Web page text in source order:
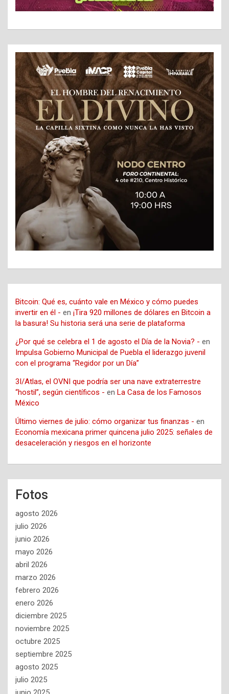
Bitcoin: Qué es, cuánto vale en México y cómo puedes
invertir en él - en ¡Tira 920 millones de dólares en Bitcoin a
la basura! Su historia será una serie de plataforma
¿Por qué se celebra el 1 de agosto el Día de la Novia? - en
Impulsa Gobierno Municipal de Puebla el liderazgo juvenil
con el programa “Regidor por un Día”
3I/Atlas, el OVNI que podría ser una nave extraterrestre
“hostil”, según científicos - en La Casa de los Famosos
México
Último viernes de julio: cómo organizar tus finanzas - en
Economía mexicana primer quincena julio 2025: señales de
desaceleración y riesgos en el horizonte
Fotos
agosto 2026
julio 2026
junio 2026
mayo 2026
abril 2026
marzo 2026
febrero 2026
enero 2026
diciembre 2025
noviembre 2025
octubre 2025
septiembre 2025
agosto 2025
julio 2025